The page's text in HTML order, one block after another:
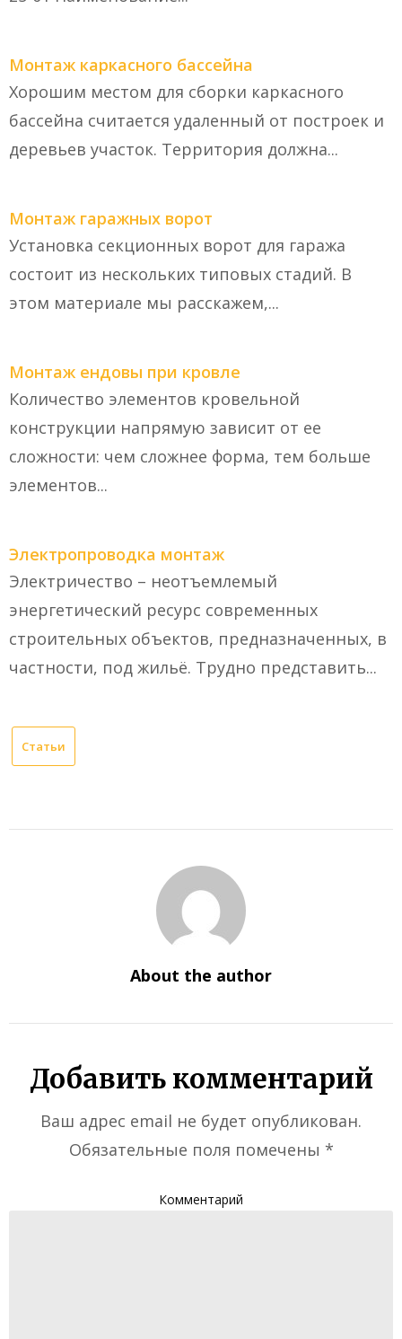
Монтаж каркасного бассейна
Хорошим местом для сборки каркасного
бассейна считается удаленный от построек и
деревьев участок. Территория должна...
Монтаж гаражных ворот
Установка секционных ворот для гаража
состоит из нескольких типовых стадий. В
этом материале мы расскажем,...
Монтаж ендовы при кровле
Количество элементов кровельной
конструкции напрямую зависит от ее
сложности: чем сложнее форма, тем больше
элементов...
Электропроводка монтаж
Электричество – неотъемлемый
энергетический ресурс современных
строительных объектов, предназначенных, в
частности, под жильё. Трудно представить...
Статьи
About the author
Добавить комментарий
Ваш адрес email не будет опубликован.
Обязательные поля помечены *
Комментарий